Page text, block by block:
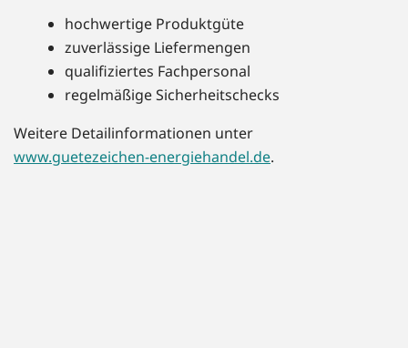
hochwertige Produktgüte
zuverlässige Liefermengen
qualifiziertes Fachpersonal
regelmäßige Sicherheitschecks
Weitere Detailinformationen unter
www.guetezeichen-energiehandel.de.